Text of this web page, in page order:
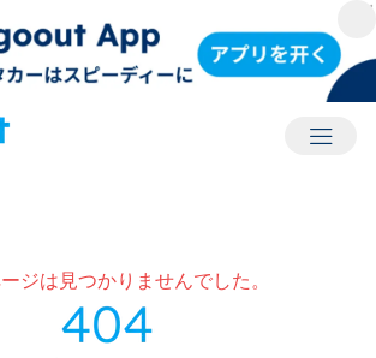
アカウ
ジは見つかりませんでした。